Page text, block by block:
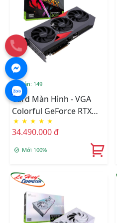
Đã bán: 149
Card Màn Hình - VGA
Colorful GeForce RTX
4080 16GB NB EX-V
★ ★ ★ ★ ★
34.490.000 đ
Mới 100%